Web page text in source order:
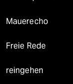
Mauerecho
Freie Rede
reingehen